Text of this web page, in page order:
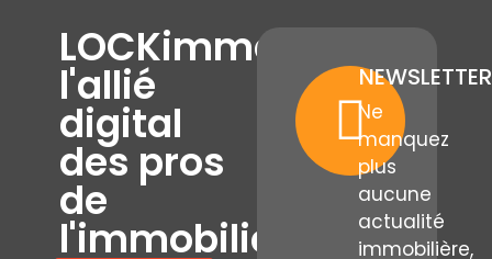
LOCKimmo,
l'allié
digital
des pros
de
l'immobilier
NEWSLETTER
Ne
manquez
plus
aucune
actualité
immobilière,